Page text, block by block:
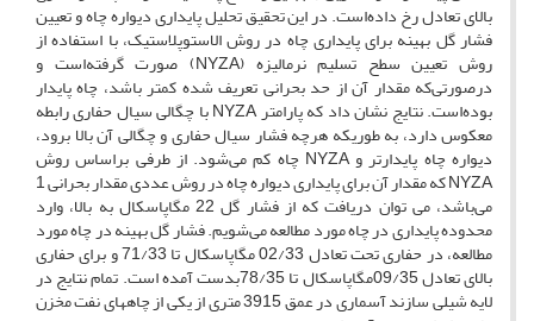
بالای تعادل رخ داده‌است. در این تحقیق تحلیل پایداری دیواره چاه و تعیین
فشار گل بهینه برای پایداری چاه در روش الاستوپلاستیک، با استفاده از
روش تعیین سطح تسلیم نرمالیزه (NYZA) صورت گرفته‌است و
درصورتی‌که مقدار آن از حد بحرانی تعریف شده کمتر باشد، چاه پایدار
بوده‌است. نتایج نشان داد که پارامتر NYZA با چگالی سیال حفاری رابطه
معکوس دارد، به طوریکه هرچه فشار سیال حفاری و چگالی آن بالا برود،
دیواره چاه پایدارتر و NYZA چاه کم می‌شود. از طرفی براساس روش
NYZA که مقدار آن برای پایداری دیواره چاه در روش عددی مقدار بحرانی 1
می‌باشد، می توان دریافت که از فشار گل 22 مگاپاسکال به بالا، وارد
محدوده پایداری در چاه مورد مطالعه می‌شویم. فشار گل بهینه در چاه مورد
مطالعه، در حفاری تحت تعادل 02/33 مگاپاسکال تا 71/33 و برای حفاری
بالای تعادل 09/35مگاپاسکال تا 78/35بدست آمده است. تمام نتایج در
لایه‌ شیلی سازند آسماری در عمق 3915 متری از یکی از چاههای نفت مخزن